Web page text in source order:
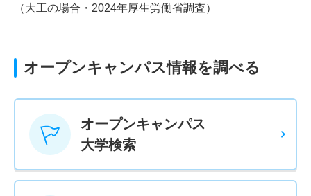
（大工の場合・2024年厚生労働省調査）
オープンキャンパス情報を調べる
オープンキャンパス
大学検索